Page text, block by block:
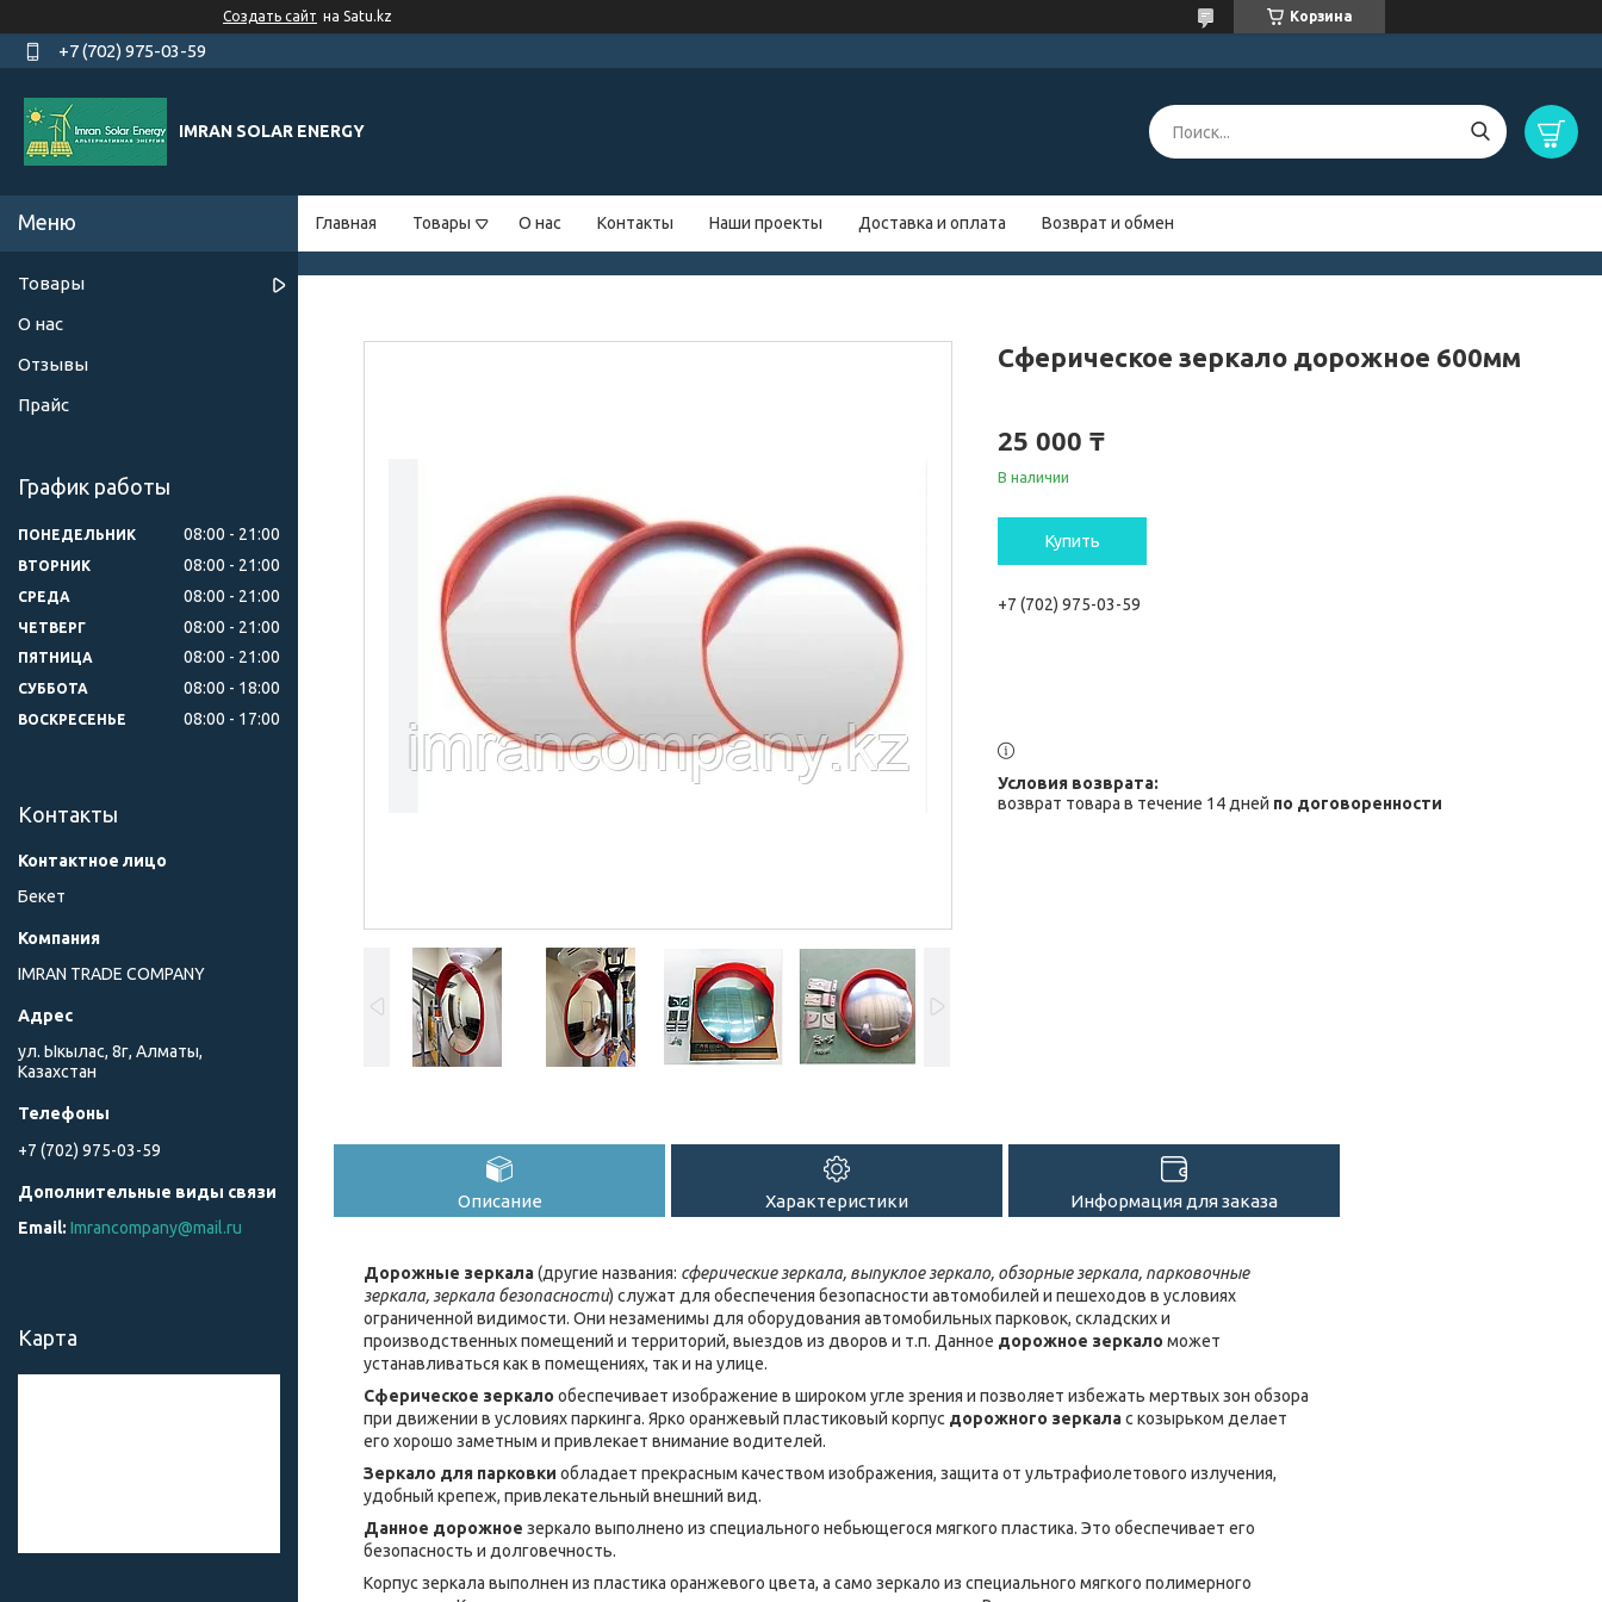
Создать сайт на Satu.kz Корзина
+7 (702) 975-03-59
IMRAN SOLAR ENERGY
Главная Товары О нас Контакты Наши проекты Доставка и оплата Возврат и обмен
Сферическое зеркало дорожное 600мм
25 000 ₸
В наличии
Купить
+7 (702) 975-03-59
возврат товара в течение 14 дней по договоренности
Описание Характеристики Информация для заказа
Дорожные зеркала(другие названия: сферические зеркала, выпуклое зеркало, обзорные зеркала, парковочные
зеркала, зеркала безопасности) служат для обеспечения безопасности автомобилей и пешеходов в условиях
ограниченной видимости. Они незаменимы для оборудования автомобильных парковок, складских и
производственных помещений и территорий, выездов из дворов и т.п. Данное дорожное зеркало может
устанавливаться как в помещениях, так и на улице.
Сферическое зеркало обеспечивает изображение в широком угле зрения и позволяет избежать мертвых зон обзора
при движении в условиях паркинга. Ярко оранжевый пластиковый корпус дорожного зеркалас козырьком делает
его хорошо заметным и привлекает внимание водителей.
Зеркало для парковки обладает прекрасным качеством изображения, защита от ультрафиолетового излучения,
удобный крепеж, привлекательный внешний вид.
Данное дорожное зеркало выполнено из специального небьющегося мягкого пластика. Это обеспечивает его
безопасность и долговечность.
Корпус зеркала выполнен из пластика оранжевого цвета, а само зеркало из специального мягкого полимерного
Товары
О нас
Отзывы
Прайс
График работы
ПОНЕДЕЛЬНИК 08:00 21:00
ВТОРНИК 08:00 21:00
СРЕДА 08:00 21:00
ЧЕТВЕРГ 08:00 21:00
ПЯТНИЦА 08:00 21:00
СУББОТА 08:00 18:00
ВОСКРЕСЕНЬЕ 08:00 17:00
Контакты
Бекет
IMRAN TRADE COMPANY
ул. Ыкылас, 8г, Алматы,
Казахстан
+7 (702) 975-03-59
Imrancompany@mail.ru
Карта